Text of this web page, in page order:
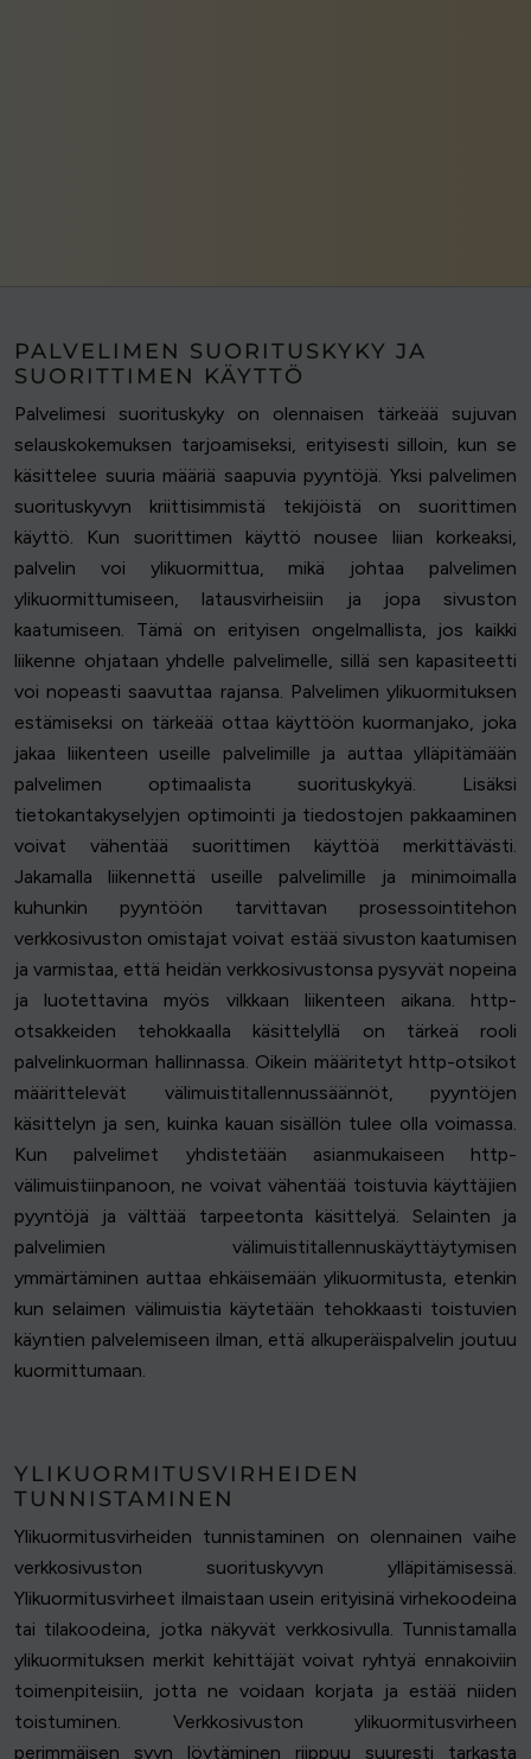
PALVELIMEN SUORITUSKYKY JA
SUORITTIMEN KÄYTTÖ
Palvelimesi suorituskyky on olennaisen tärkeää sujuvan
selauskokemuksen tarjoamiseksi, erityisesti silloin, kun se
käsittelee suuria määriä saapuvia pyyntöjä. Yksi palvelimen
suorituskyvyn kriittisimmistä tekijöistä on suorittimen
käyttö. Kun suorittimen käyttö nousee liian korkeaksi,
palvelin voi ylikuormittua, mikä johtaa palvelimen
ylikuormittumiseen, latausvirheisiin ja jopa sivuston
kaatumiseen. Tämä on erityisen ongelmallista, jos kaikki
liikenne ohjataan yhdelle palvelimelle, sillä sen kapasiteetti
voi nopeasti saavuttaa rajansa. Palvelimen ylikuormituksen
estämiseksi on tärkeää ottaa käyttöön kuormanjako, joka
jakaa liikenteen useille palvelimille ja auttaa ylläpitämään
palvelimen optimaalista suorituskykyä. Lisäksi
tietokantakyselyjen optimointi ja tiedostojen pakkaaminen
voivat vähentää suorittimen käyttöä merkittävästi.
Jakamalla liikennettä useille palvelimille ja minimoimalla
kuhunkin pyyntöön tarvittavan prosessointitehon
verkkosivuston omistajat voivat estää sivuston kaatumisen
ja varmistaa, että heidän verkkosivustonsa pysyvät nopeina
ja luotettavina myös vilkkaan liikenteen aikana. http-
otsakkeiden tehokkaalla käsittelyllä on tärkeä rooli
palvelinkuorman hallinnassa. Oikein määritetyt http-otsikot
määrittelevät välimuistitallennussäännöt, pyyntöjen
käsittelyn ja sen, kuinka kauan sisällön tulee olla voimassa.
Kun palvelimet yhdistetään asianmukaiseen http-
välimuistiinpanoon, ne voivat vähentää toistuvia käyttäjien
pyyntöjä ja välttää tarpeetonta käsittelyä. Selainten ja
palvelimien välimuistitallennuskäyttäytymisen
ymmärtäminen auttaa ehkäisemään ylikuormitusta, etenkin
kun selaimen välimuistia käytetään tehokkaasti toistuvien
käyntien palvelemiseen ilman, että alkuperäispalvelin joutuu
kuormittumaan.
YLIKUORMITUSVIRHEIDEN
TUNNISTAMINEN
Ylikuormitusvirheiden tunnistaminen on olennainen vaihe
verkkosivuston suorituskyvyn ylläpitämisessä.
Ylikuormitusvirheet ilmaistaan usein erityisinä virhekoodeina
tai tilakoodeina, jotka näkyvät verkkosivulla. Tunnistamalla
ylikuormituksen merkit kehittäjät voivat ryhtyä ennakoiviin
toimenpiteisiin, jotta ne voidaan korjata ja estää niiden
toistuminen. Verkkosivuston ylikuormitusvirheen
perimmäisen syyn löytäminen riippuu suuresti tarkasta